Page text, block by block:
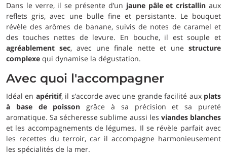
Dans le verre, il se présente d’un jaune pâle et cristallin aux
reflets gris, avec une bulle fine et persistante. Le bouquet
révèle des arômes de banane, suivis de notes de caramel et
des touches nettes de levure. En bouche, il est souple et
agréablement sec, avec une finale nette et une structure
complexe qui dynamise la dégustation.
Avec quoi l'accompagner
Idéal en apéritif, il s’accorde avec une grande facilité aux plats
à base de poisson grâce à sa précision et sa pureté
aromatique. Sa sécheresse sublime aussi les viandes blanches
et les accompagnements de légumes. Il se révèle parfait avec
les recettes du terroir, car il accompagne harmonieusement
les spécialités de la mer.